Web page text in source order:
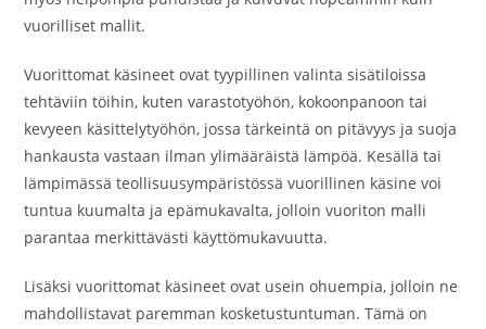
vuorilliset mallit.
Vuorittomat käsineet ovat tyypillinen valinta sisätiloissa
tehtäviin töihin, kuten varastotyöhön, kokoonpanoon tai
kevyeen käsittelytyöhön, jossa tärkeintä on pitävyys ja suoja
hankausta vastaan ilman ylimääräistä lämpöä. Kesällä tai
lämpimässä teollisuusympäristössä vuorillinen käsine voi
tuntua kuumalta ja epämukavalta, jolloin vuoriton malli
parantaa merkittävästi käyttömukavuutta.
Lisäksi vuorittomat käsineet ovat usein ohuempia, jolloin ne
mahdollistavat paremman kosketustuntuman. Tämä on